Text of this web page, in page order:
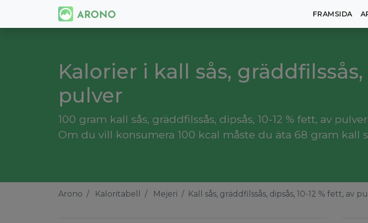
FRAMSIDA
Kalorier i kall sås, gräddfilssås,
pulver
100 gram kall sås, gräddfilssås, dipsås, 10-12 % fett, av
Om du vill konsumera 100 kcal måste du äta 68 gram kall
Arono Kaloritabell Mejeri Kall sås, gräddfilssås, dipsås, 10-12 % fett, av